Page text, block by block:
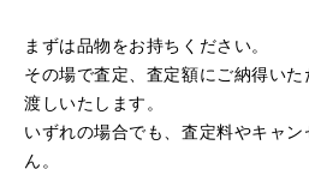
（京都府亀岡市）他店舗にも行き
まりお売りしたくないと思ったの
は電話対応からも誠実な印象でし
しようと思っておりました。この
す。
まずは品物をお持ちください。
その場で査定、査定額にご納得い
渡しいたします。
いずれの場合でも、査定料やキャ
ん。